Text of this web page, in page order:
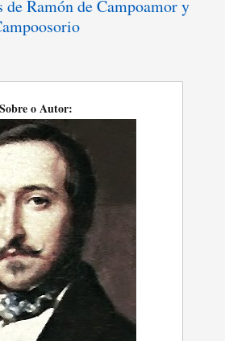
de Ramón de Campoamor y
Sobre o Autor: